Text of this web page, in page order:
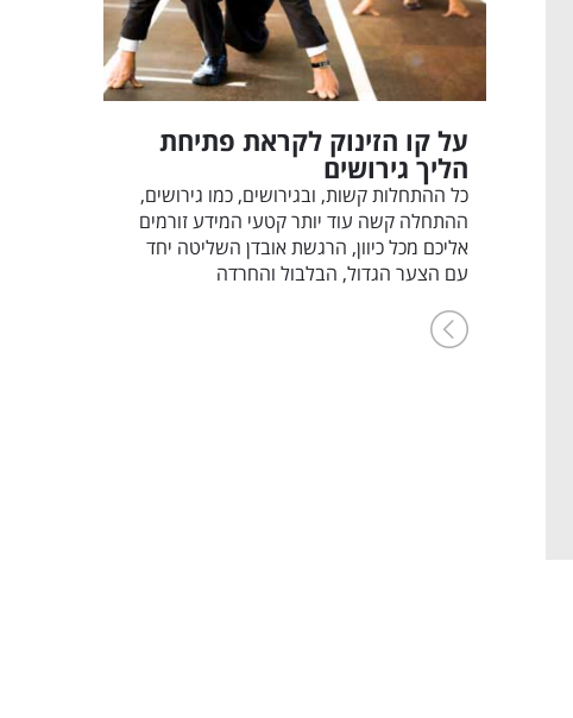
על קו הזינוק לקראת פתיחת
הליך גירושים
כל ההתחלות קשות, ובגירושים, כמו גירושים,
ההתחלה קשה עוד יותר קטעי המידע זורמים
אליכם מכל כיוון, הרגשת אובדן השליטה יחד
עם הצער הגדול, הבלבול והחרדה